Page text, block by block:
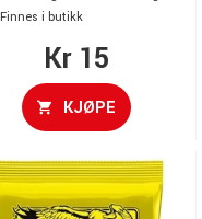
Finnes i butikk
Kr 15
KJØPE